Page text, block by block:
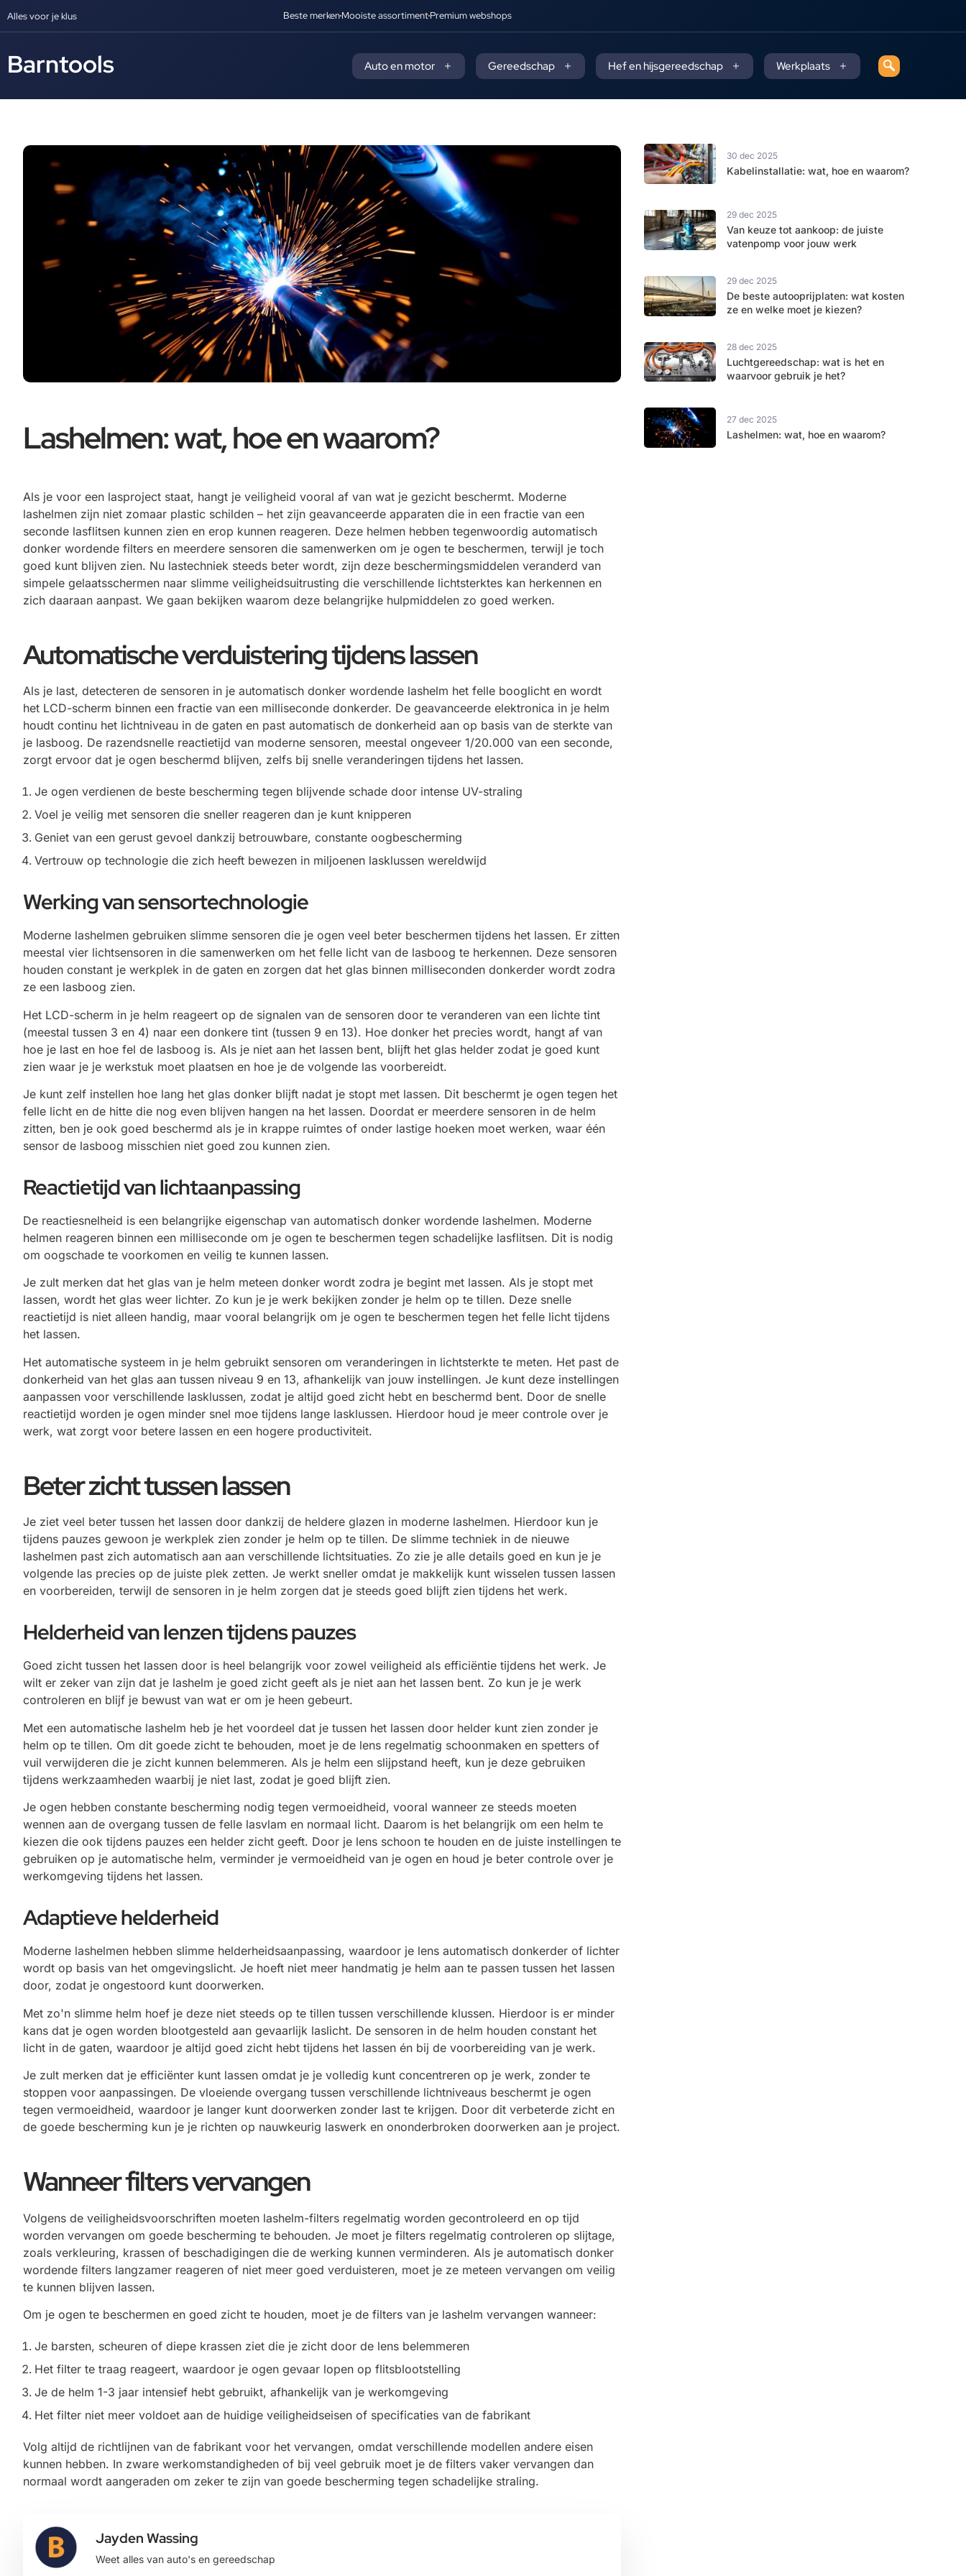
Alles voor je klus Beste merkenMooiste assortimentPremium webshops
Barntools Auto en motor Gereedschap Hef en hijsgereedschap Werkplaats
Lashelmen: wat, hoe en waarom?
Als je voor een lasproject staat, hangt je veiligheid vooral af van wat je gezicht beschermt. Moderne
lashelmen zijn niet zomaar plastic schilden – het zijn geavanceerde apparaten die in een fractie van een
seconde lasflitsen kunnen zien en erop kunnen reageren. Deze helmen hebben tegenwoordig automatisch
donker wordende filters en meerdere sensoren die samenwerken om je ogen te beschermen, terwijl je toch
goed kunt blijven zien. Nu lastechniek steeds beter wordt, zijn deze beschermingsmiddelen veranderd van
simpele gelaatsschermen naar slimme veiligheidsuitrusting die verschillende lichtsterktes kan herkennen en
zich daaraan aanpast. We gaan bekijken waarom deze belangrijke hulpmiddelen zo goed werken.
Automatische verduistering tijdens lassen
Als je last, detecteren de sensoren in je automatisch donker wordende lashelm het felle booglicht en wordt
het LCD-scherm binnen een fractie van een milliseconde donkerder. De geavanceerde elektronica in je helm
houdt continu het lichtniveau in de gaten en past automatisch de donkerheid aan op basis van de sterkte van
je lasboog. De razendsnelle reactietijd van moderne sensoren, meestal ongeveer 1/20.000 van een seconde,
zorgt ervoor dat je ogen beschermd blijven, zelfs bij snelle veranderingen tijdens het lassen.
Je ogen verdienen de beste bescherming tegen blijvende schade door intense UV-straling
Voel je veilig met sensoren die sneller reageren dan je kunt knipperen
Geniet van een gerust gevoel dankzij betrouwbare, constante oogbescherming
Vertrouw op technologie die zich heeft bewezen in miljoenen lasklussen wereldwijd
Werking van sensortechnologie
Moderne lashelmen gebruiken slimme sensoren die je ogen veel beter beschermen tijdens het lassen. Er zitten
meestal vier lichtsensoren in die samenwerken om het felle licht van de lasboog te herkennen. Deze sensoren
houden constant je werkplek in de gaten en zorgen dat het glas binnen milliseconden donkerder wordt zodra
ze een lasboog zien.
Het LCD-scherm in je helm reageert op de signalen van de sensoren door te veranderen van een lichte tint
(meestal tussen 3 en 4) naar een donkere tint (tussen 9 en 13). Hoe donker het precies wordt, hangt af van
hoe je last en hoe fel de lasboog is. Als je niet aan het lassen bent, blijft het glas helder zodat je goed kunt
zien waar je je werkstuk moet plaatsen en hoe je de volgende las voorbereidt.
Je kunt zelf instellen hoe lang het glas donker blijft nadat je stopt met lassen. Dit beschermt je ogen tegen het
felle licht en de hitte die nog even blijven hangen na het lassen. Doordat er meerdere sensoren in de helm
zitten, ben je ook goed beschermd als je in krappe ruimtes of onder lastige hoeken moet werken, waar één
sensor de lasboog misschien niet goed zou kunnen zien.
Reactietijd van lichtaanpassing
De reactiesnelheid is een belangrijke eigenschap van automatisch donker wordende lashelmen. Moderne
helmen reageren binnen een milliseconde om je ogen te beschermen tegen schadelijke lasflitsen. Dit is nodig
om oogschade te voorkomen en veilig te kunnen lassen.
Je zult merken dat het glas van je helm meteen donker wordt zodra je begint met lassen. Als je stopt met
lassen, wordt het glas weer lichter. Zo kun je je werk bekijken zonder je helm op te tillen. Deze snelle
reactietijd is niet alleen handig, maar vooral belangrijk om je ogen te beschermen tegen het felle licht tijdens
het lassen.
Het automatische systeem in je helm gebruikt sensoren om veranderingen in lichtsterkte te meten. Het past de
donkerheid van het glas aan tussen niveau 9 en 13, afhankelijk van jouw instellingen. Je kunt deze instellingen
aanpassen voor verschillende lasklussen, zodat je altijd goed zicht hebt en beschermd bent. Door de snelle
reactietijd worden je ogen minder snel moe tijdens lange lasklussen. Hierdoor houd je meer controle over je
werk, wat zorgt voor betere lassen en een hogere productiviteit.
Beter zicht tussen lassen
Je ziet veel beter tussen het lassen door dankzij de heldere glazen in moderne lashelmen. Hierdoor kun je
tijdens pauzes gewoon je werkplek zien zonder je helm op te tillen. De slimme techniek in de nieuwe
lashelmen past zich automatisch aan aan verschillende lichtsituaties. Zo zie je alle details goed en kun je je
volgende las precies op de juiste plek zetten. Je werkt sneller omdat je makkelijk kunt wisselen tussen lassen
en voorbereiden, terwijl de sensoren in je helm zorgen dat je steeds goed blijft zien tijdens het werk.
Helderheid van lenzen tijdens pauzes
Goed zicht tussen het lassen door is heel belangrijk voor zowel veiligheid als efficiëntie tijdens het werk. Je
wilt er zeker van zijn dat je lashelm je goed zicht geeft als je niet aan het lassen bent. Zo kun je je werk
controleren en blijf je bewust van wat er om je heen gebeurt.
Met een automatische lashelm heb je het voordeel dat je tussen het lassen door helder kunt zien zonder je
helm op te tillen. Om dit goede zicht te behouden, moet je de lens regelmatig schoonmaken en spetters of
vuil verwijderen die je zicht kunnen belemmeren. Als je helm een slijpstand heeft, kun je deze gebruiken
tijdens werkzaamheden waarbij je niet last, zodat je goed blijft zien.
Je ogen hebben constante bescherming nodig tegen vermoeidheid, vooral wanneer ze steeds moeten
wennen aan de overgang tussen de felle lasvlam en normaal licht. Daarom is het belangrijk om een helm te
kiezen die ook tijdens pauzes een helder zicht geeft. Door je lens schoon te houden en de juiste instellingen te
gebruiken op je automatische helm, verminder je vermoeidheid van je ogen en houd je beter controle over je
werkomgeving tijdens het lassen.
Adaptieve helderheid
Moderne lashelmen hebben slimme helderheidsaanpassing, waardoor je lens automatisch donkerder of lichter
wordt op basis van het omgevingslicht. Je hoeft niet meer handmatig je helm aan te passen tussen het lassen
door, zodat je ongestoord kunt doorwerken.
Met zo'n slimme helm hoef je deze niet steeds op te tillen tussen verschillende klussen. Hierdoor is er minder
kans dat je ogen worden blootgesteld aan gevaarlijk laslicht. De sensoren in de helm houden constant het
licht in de gaten, waardoor je altijd goed zicht hebt tijdens het lassen én bij de voorbereiding van je werk.
Je zult merken dat je efficiënter kunt lassen omdat je je volledig kunt concentreren op je werk, zonder te
stoppen voor aanpassingen. De vloeiende overgang tussen verschillende lichtniveaus beschermt je ogen
tegen vermoeidheid, waardoor je langer kunt doorwerken zonder last te krijgen. Door dit verbeterde zicht en
de goede bescherming kun je je richten op nauwkeurig laswerk en ononderbroken doorwerken aan je project.
Wanneer filters vervangen
Volgens de veiligheidsvoorschriften moeten lashelm-filters regelmatig worden gecontroleerd en op tijd
worden vervangen om goede bescherming te behouden. Je moet je filters regelmatig controleren op slijtage,
zoals verkleuring, krassen of beschadigingen die de werking kunnen verminderen. Als je automatisch donker
wordende filters langzamer reageren of niet meer goed verduisteren, moet je ze meteen vervangen om veilig
te kunnen blijven lassen.
Om je ogen te beschermen en goed zicht te houden, moet je de filters van je lashelm vervangen wanneer:
Je barsten, scheuren of diepe krassen ziet die je zicht door de lens belemmeren
Het filter te traag reageert, waardoor je ogen gevaar lopen op flitsblootstelling
Je de helm 1-3 jaar intensief hebt gebruikt, afhankelijk van je werkomgeving
Het filter niet meer voldoet aan de huidige veiligheidseisen of specificaties van de fabrikant
Volg altijd de richtlijnen van de fabrikant voor het vervangen, omdat verschillende modellen andere eisen
kunnen hebben. In zware werkomstandigheden of bij veel gebruik moet je de filters vaker vervangen dan
normaal wordt aangeraden om zeker te zijn van goede bescherming tegen schadelijke straling.
Jayden Wassing
Weet alles van auto's en gereedschap
30 dec 2025
Kabelinstallatie: wat, hoe en waarom?
29 dec 2025
Van keuze tot aankoop: de juiste
vatenpomp voor jouw werk
29 dec 2025
De beste autooprijplaten: wat kosten
ze en welke moet je kiezen?
28 dec 2025
Luchtgereedschap: wat is het en
waarvoor gebruik je het?
27 dec 2025
Lashelmen: wat, hoe en waarom?